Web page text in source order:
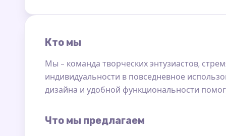
Кто мы
Мы - команда творческих энтузиастов,
индивидуальности в повседневное
дизайна и удобной функциональности
Что мы предлагаем